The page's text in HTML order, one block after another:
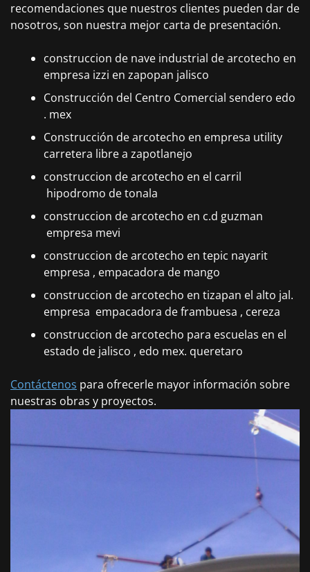
recomendaciones que nuestros clientes pueden dar de
nosotros, son nuestra mejor carta de presentación.
construccion de nave industrial de arcotecho en
empresa izzi en zapopan jalisco
Construcción del Centro Comercial sendero edo
. mex
Construcción de arcotecho en empresa utility
carretera libre a zapotlanejo
construccion de arcotecho en el carril
hipodromo de tonala
construccion de arcotecho en c.d guzman
empresa mevi
construccion de arcotecho en tepic nayarit
empresa , empacadora de mango
construccion de arcotecho en tizapan el alto jal.
empresa empacadora de frambuesa , cereza
construccion de arcotecho para escuelas en el
estado de jalisco , edo mex. queretaro
Contáctenos para ofrecerle mayor información sobre
nuestras obras y proyectos.